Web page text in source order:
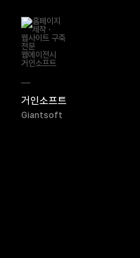
거인소프트
Giantsoft